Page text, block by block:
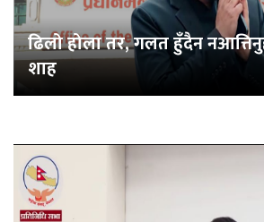
ढिलो होला तर, गलत हुँदैन
शाह